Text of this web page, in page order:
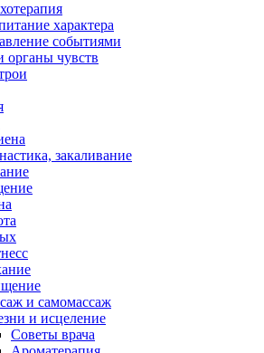
характера
событиями
органы чувств
закаливание
и самомассаж
и исцеление
Советы врача